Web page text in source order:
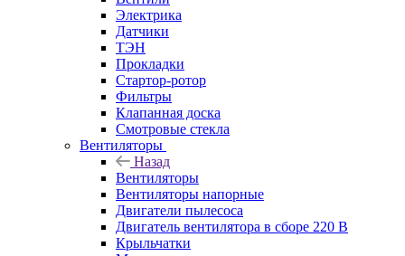
Электрика
Датчики
ТЭН
Прокладки
Стартор-ротор
Фильтры
Клапанная доска
Смотровые стекла
Вентиляторы
Назад
Вентиляторы
Вентиляторы напорные
Двигатели пылесоса
Двигатель вентилятора в сборе 220 В
Крыльчатки